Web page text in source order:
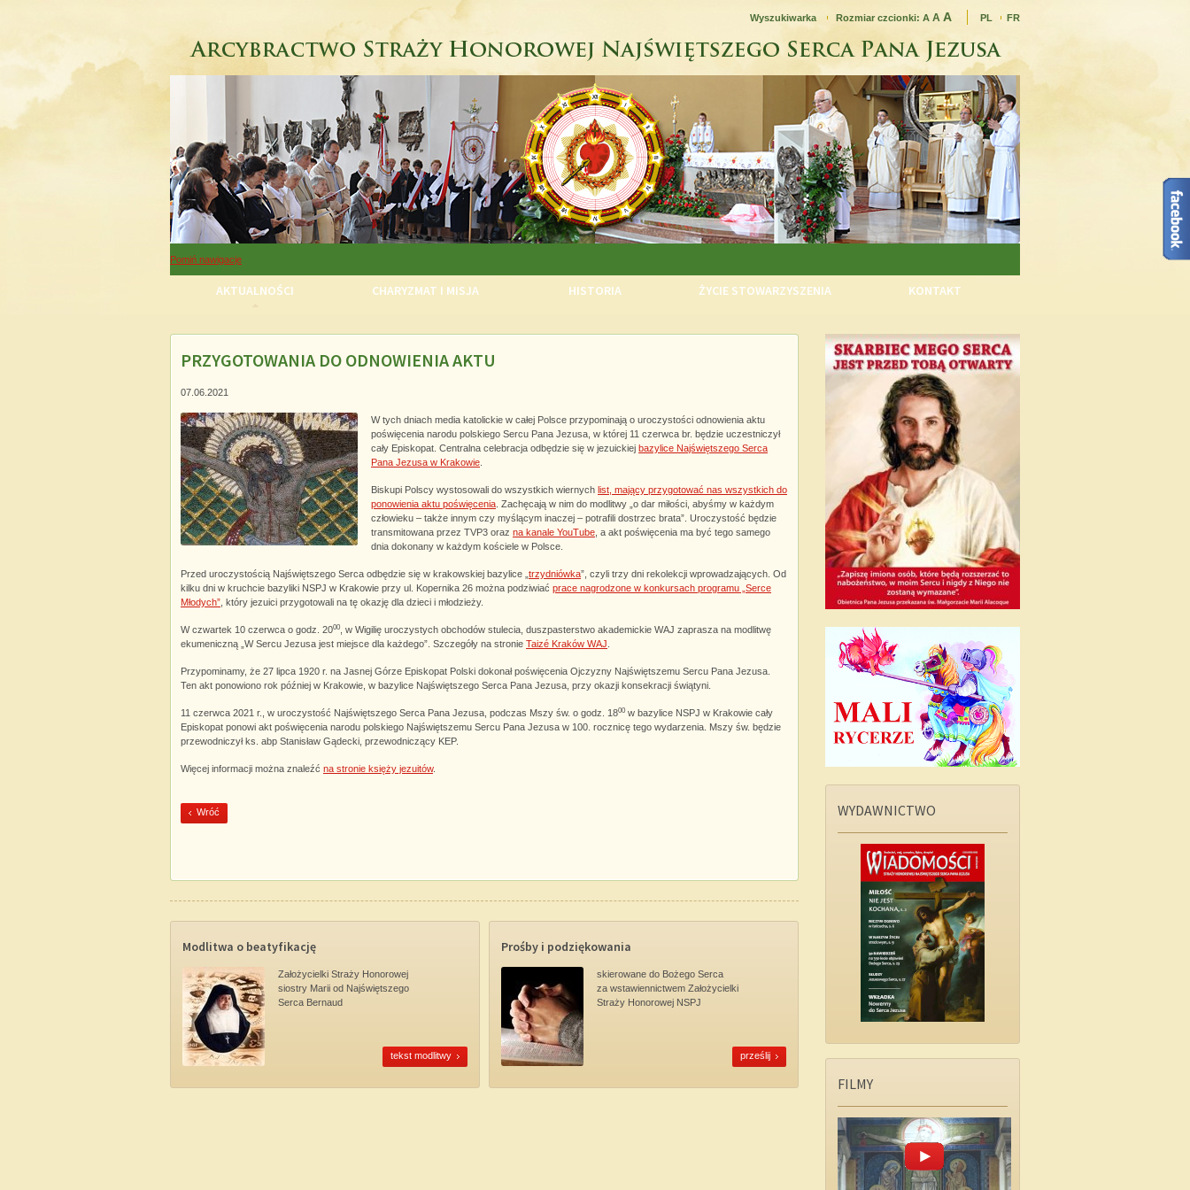
Wyszukiwarka Rozmiar czcionki: A A A PL FR
Pomiń nawigacje
AKTUALNOŚCI CHARYZMAT I MISJA HISTORIA ŻYCIE STOWARZYSZENIA KONTAKT
Pomiń nawigacje
PRZYGOTOWANIA DO ODNOWIENIA AKTU
07.06.2021
W tych dniach media katolickie w całej Polsce przypominają o uroczystości odnowienia aktu
poświęcenia narodu polskiego Sercu Pana Jezusa, w której 11 czerwca br. będzie uczestniczył
cały Episkopat. Centralna celebracja odbędzie się w jezuickiej bazylice Najświętszego Serca
Pana Jezusa w Krakowie
Biskupi Polscy wystosowali do wszystkich wiernych list, mający przygotować nas wszystkich do
ponowienia aktu poświęcenia . Zachęcają w nim do modlitwy „o dar miłości, abyśmy w każdym
człowieku – także innym czy myślącym inaczej – potrafili dostrzec brata”. Uroczystość będzie
transmitowana przez TVP3 oraz na kanale YouTube , a akt poświęcenia ma być tego samego
dnia dokonany w każdym kościele w Polsce.
Przed uroczystością Najświętszego Serca odbędzie się w krakowskiej bazylice „ trzydniówka”, czyli trzy dni rekolekcji wprowadzających. Od
kilku dni w kruchcie bazyliki NSPJ w Krakowie przy ul. Kopernika 26 można podziwiać prace nagrodzone w konkursach programu „Serce
Młodych” , który jezuici przygotowali na tę okazję dla dzieci i młodzieży.
W czwartek 10 czerwca o godz. 2000
, w Wigilię uroczystych obchodów stulecia, duszpasterstwo akademickie WAJ zaprasza na modlitwę
ekumeniczną „W Sercu Jezusa jest miejsce dla każdego”. Szczegóły na stronie Taizé Kraków WAJ
Przypominamy, że 27 lipca 1920 r. na Jasnej Górze Episkopat Polski dokonał poświęcenia Ojczyzny Najświętszemu Sercu Pana Jezusa.
Ten akt ponowiono rok później w Krakowie, w bazylice Najświętszego Serca Pana Jezusa, przy okazji konsekracji świątyni.
11 czerwca 2021 r., w uroczystość Najświętszego Serca Pana Jezusa, podczas Mszy św. o godz. 1800 w bazylice NSPJ w Krakowie cały
Episkopat ponowi akt poświęcenia narodu polskiego Najświętszemu Sercu Pana Jezusa w 100. rocznicę tego wydarzenia. Mszy św. będzie
przewodniczył ks. abp Stanisław Gądecki, przewodniczący KEP.
Więcej informacji można znaleźć na stronie księży jezuitów.
Wróć
Modlitwa o beatyfikację
Założycielki Straży Honorowej
siostry Marii od Najświętszego
Serca Bernaud
tekst modlitwy
Prośby i podziękowania
skierowane do Bożego Serca
za wstawiennictwem Założycielki
Straży Honorowej NSPJ
prześlij
WYDAWNICTWO
FILMY